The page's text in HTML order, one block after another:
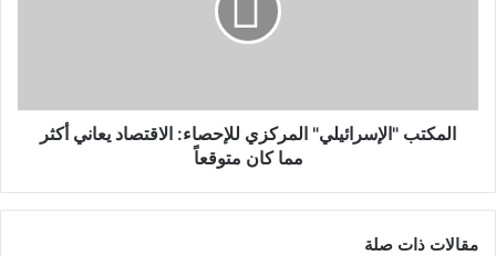
المكتب "الإسرائيلي" المركزي للإحصاء: الاقتصاد يعاني أكثر
مما كان متوقعاً
مقالات ذات صلة